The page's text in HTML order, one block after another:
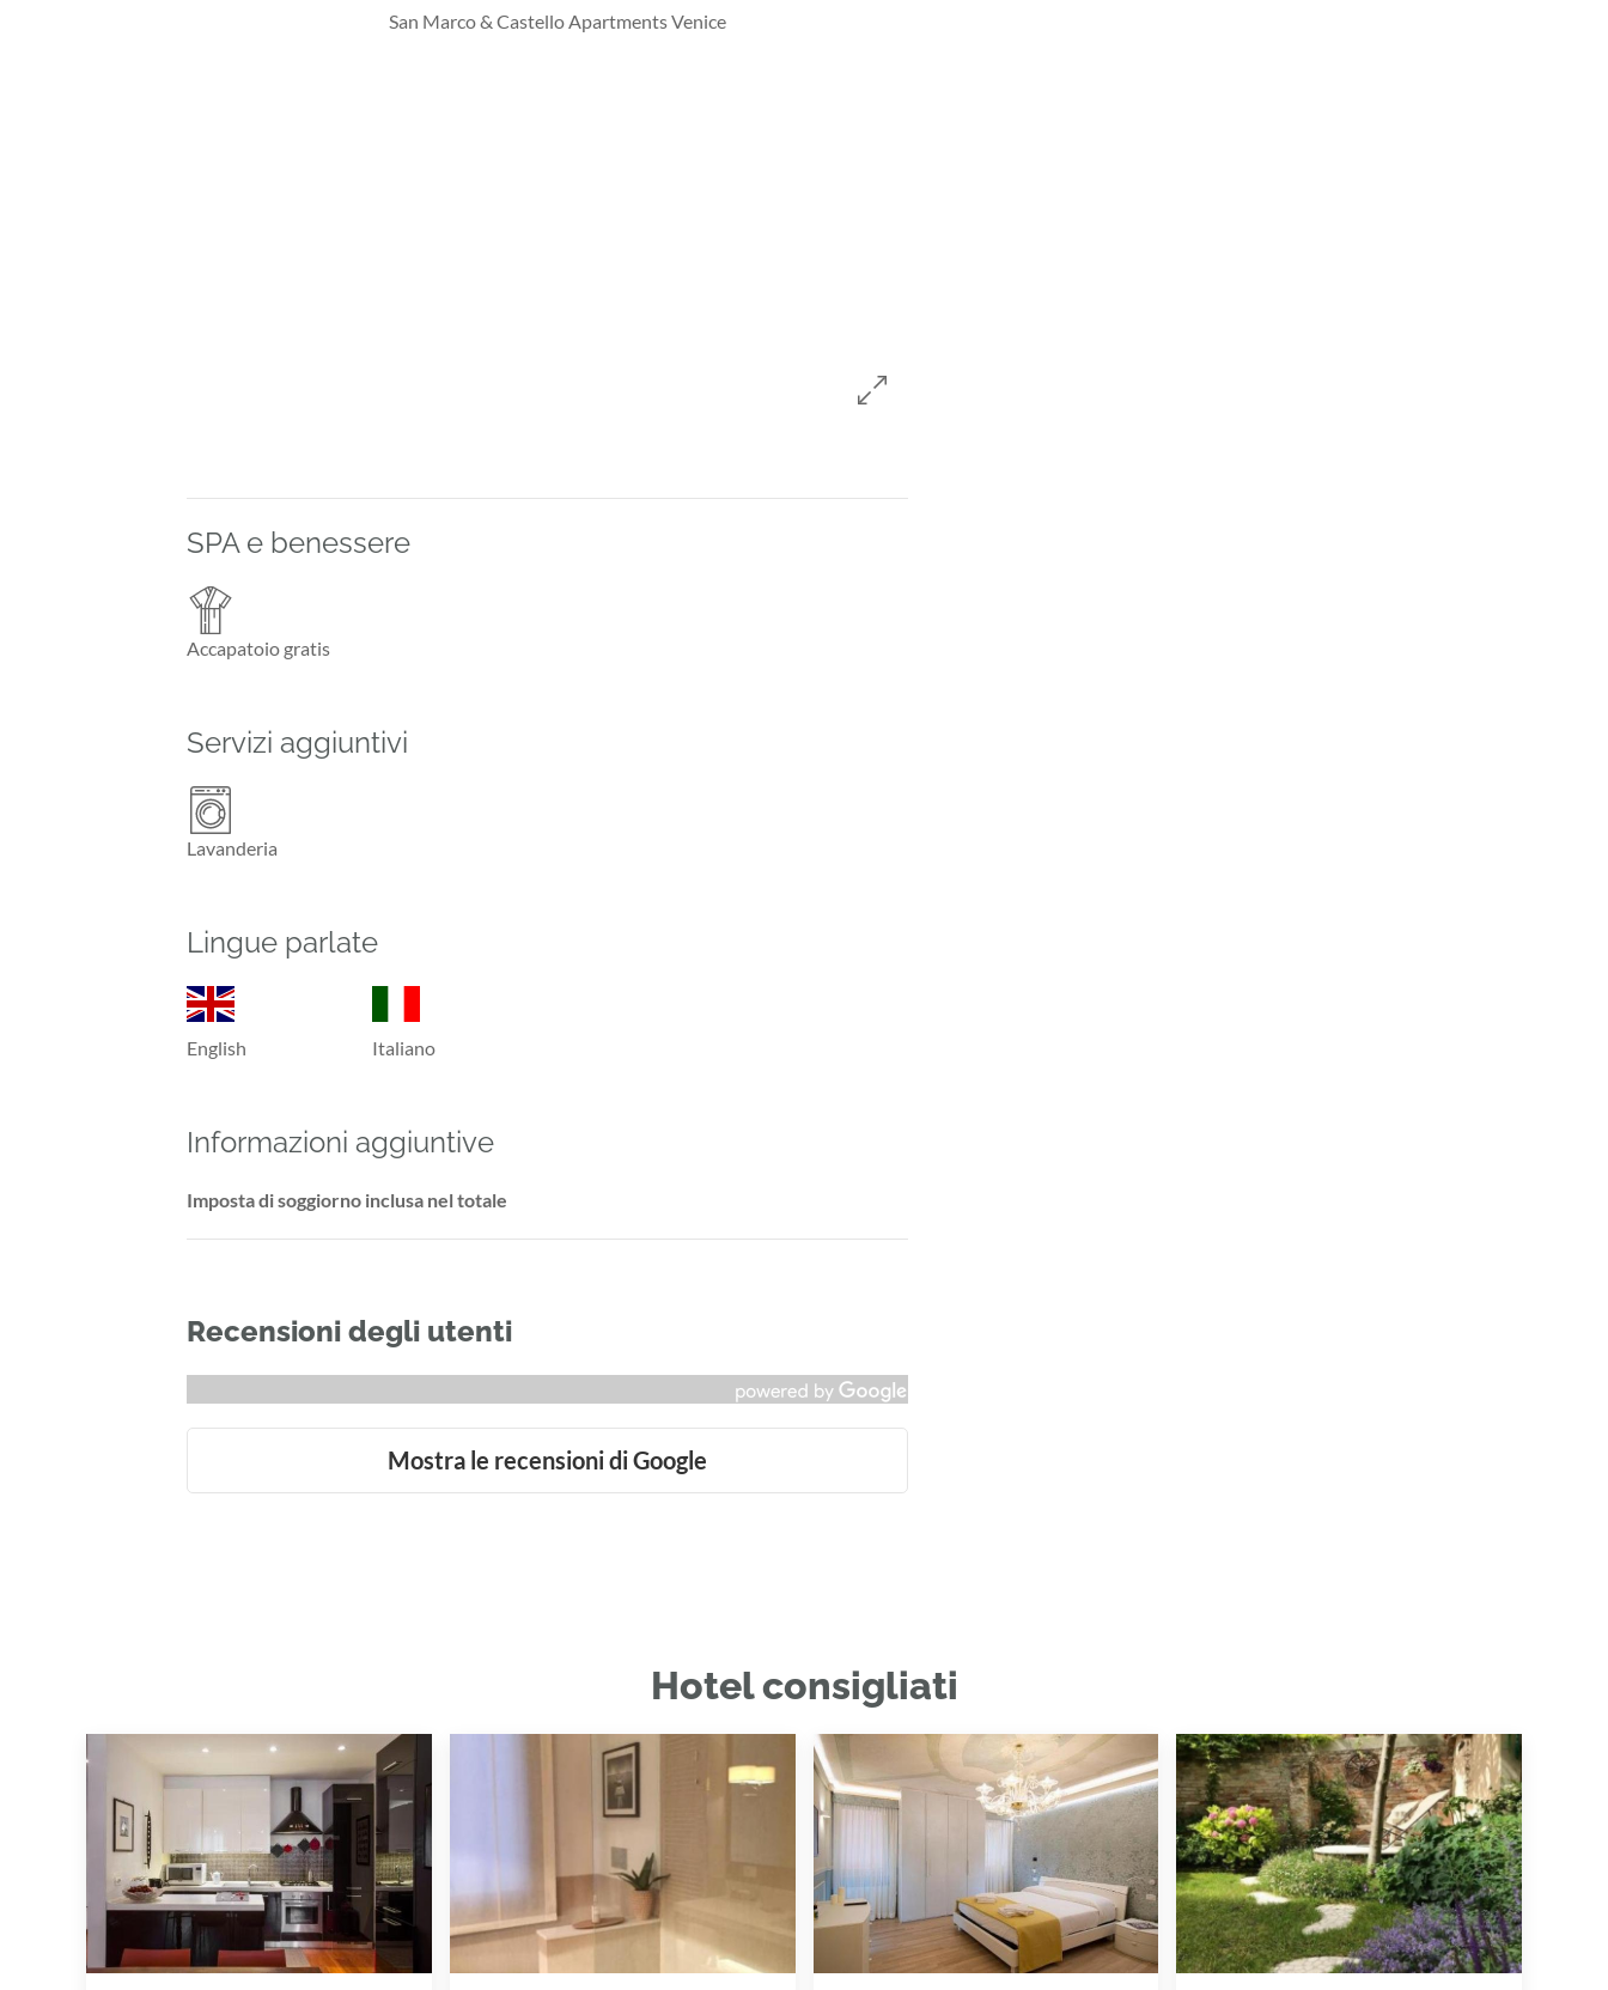
SPA e benessere
Accapatoio gratis
Servizi aggiuntivi
Lavanderia
Lingue parlate
English Italiano
Informazioni aggiuntive
Imposta di soggiorno inclusa nel totale
Recensioni degli utenti
Mostra le recensioni di Google
Hotel consigliati